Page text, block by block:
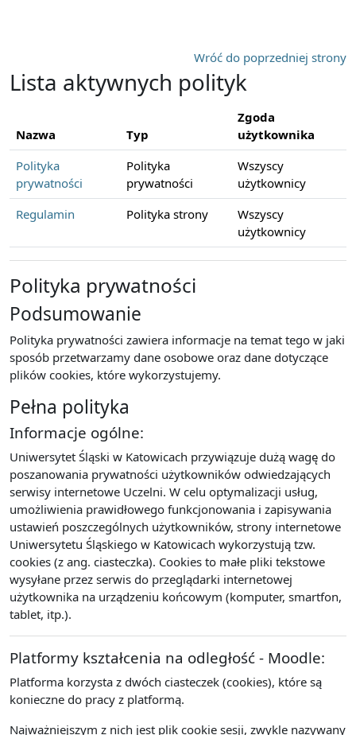
Wróć do poprzedniej strony
Lista aktywnych polityk
Nazwa Typ
Zgoda
użytkownika
Polityka
prywatności
Polityka
prywatności
Wszyscy
użytkownicy
Regulamin
Polityka strony
Wszyscy
użytkownicy
Polityka prywatności
Podsumowanie
Polityka prywatności zawiera informacje na temat tego w jaki
sposób przetwarzamy dane osobowe oraz dane dotyczące
plików cookies, które wykorzystujemy.
Pełna polityka
Informacje ogólne:
Uniwersytet Śląski w Katowicach przywiązuje dużą wagę do
poszanowania prywatności użytkowników odwiedzających
serwisy internetowe Uczelni. W celu optymalizacji usług,
umożliwienia prawidłowego funkcjonowania i zapisywania
ustawień poszczególnych użytkowników, strony internetowe
Uniwersytetu Śląskiego w Katowicach wykorzystują tzw.
cookies (z ang. ciasteczka). Cookies to małe pliki tekstowe
wysyłane przez serwis do przeglądarki internetowej
użytkownika na urządzeniu końcowym (komputer, smartfon,
tablet, itp.).
Platformy kształcenia na odległość - Moodle:
Platforma korzysta z dwóch ciasteczek (cookies), które są
konieczne do pracy z platformą.
Najważniejszym z nich jest plik cookie sesji, zwykle nazywany